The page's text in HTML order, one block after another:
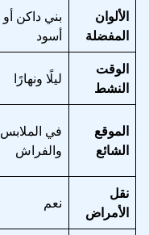
الألوان
المفضلة
بني داكن أو
أسود
الوقت
النشط
ليلًا ونهارًا
الموقع
الشائع
في الملابس
والفراش
نقل
الأمراض
نعم